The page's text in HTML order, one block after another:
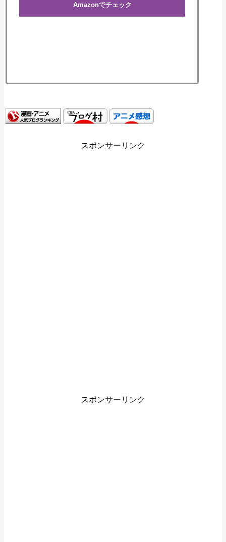
Amazonでチェック
スポンサーリンク
スポンサーリンク